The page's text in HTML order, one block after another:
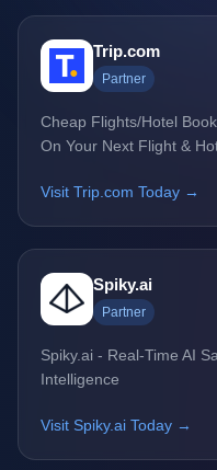
Trip.com
Partner
Cheap Flights/Hotel
On Your Next Flight &
Visit Trip.com Today →
Spiky.ai
Partner
Spiky.ai - Real-Time AI
Intelligence
Visit Spiky.ai Today →